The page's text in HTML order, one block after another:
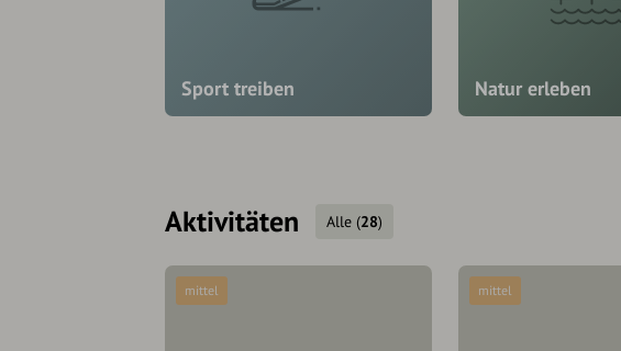
Sport treiben Natur erleben
Aktivitäten Alle (28)
mittel mittel